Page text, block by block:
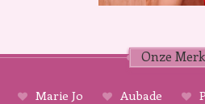
Onze
Marie Jo Aubade